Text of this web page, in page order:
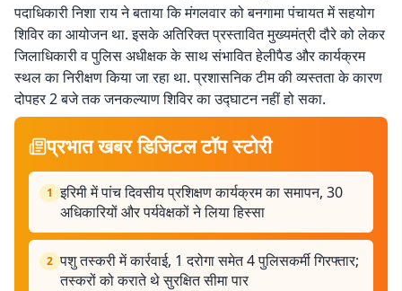
पदाधिकारी निशा राय ने बताया कि मंगलवार को बनगामा पंचायत में सहयोग
शिविर का आयोजन था. इसके अतिरिक्त प्रस्तावित मुख्यमंत्री दौरे को लेकर
जिलाधिकारी व पुलिस अधीक्षक के साथ संभावित हेलीपैड और कार्यक्रम
स्थल का निरीक्षण किया जा रहा था. प्रशासनिक टीम की व्यस्तता के कारण
दोपहर 2 बजे तक जनकल्याण शिविर का उद्घाटन नहीं हो सका.
प्रभात खबर डिजिटल टॉप स्टोरी
1 इरिमी में पांच दिवसीय प्रशिक्षण कार्यक्रम का समापन, 30
अधिकारियों और पर्यवेक्षकों ने लिया हिस्सा
2 पशु तस्करी में कार्रवाई, 1 दरोगा समेत 4 पुलिसकर्मी गिरफ्तार;
तस्करों को कराते थे सुरक्षित सीमा पार